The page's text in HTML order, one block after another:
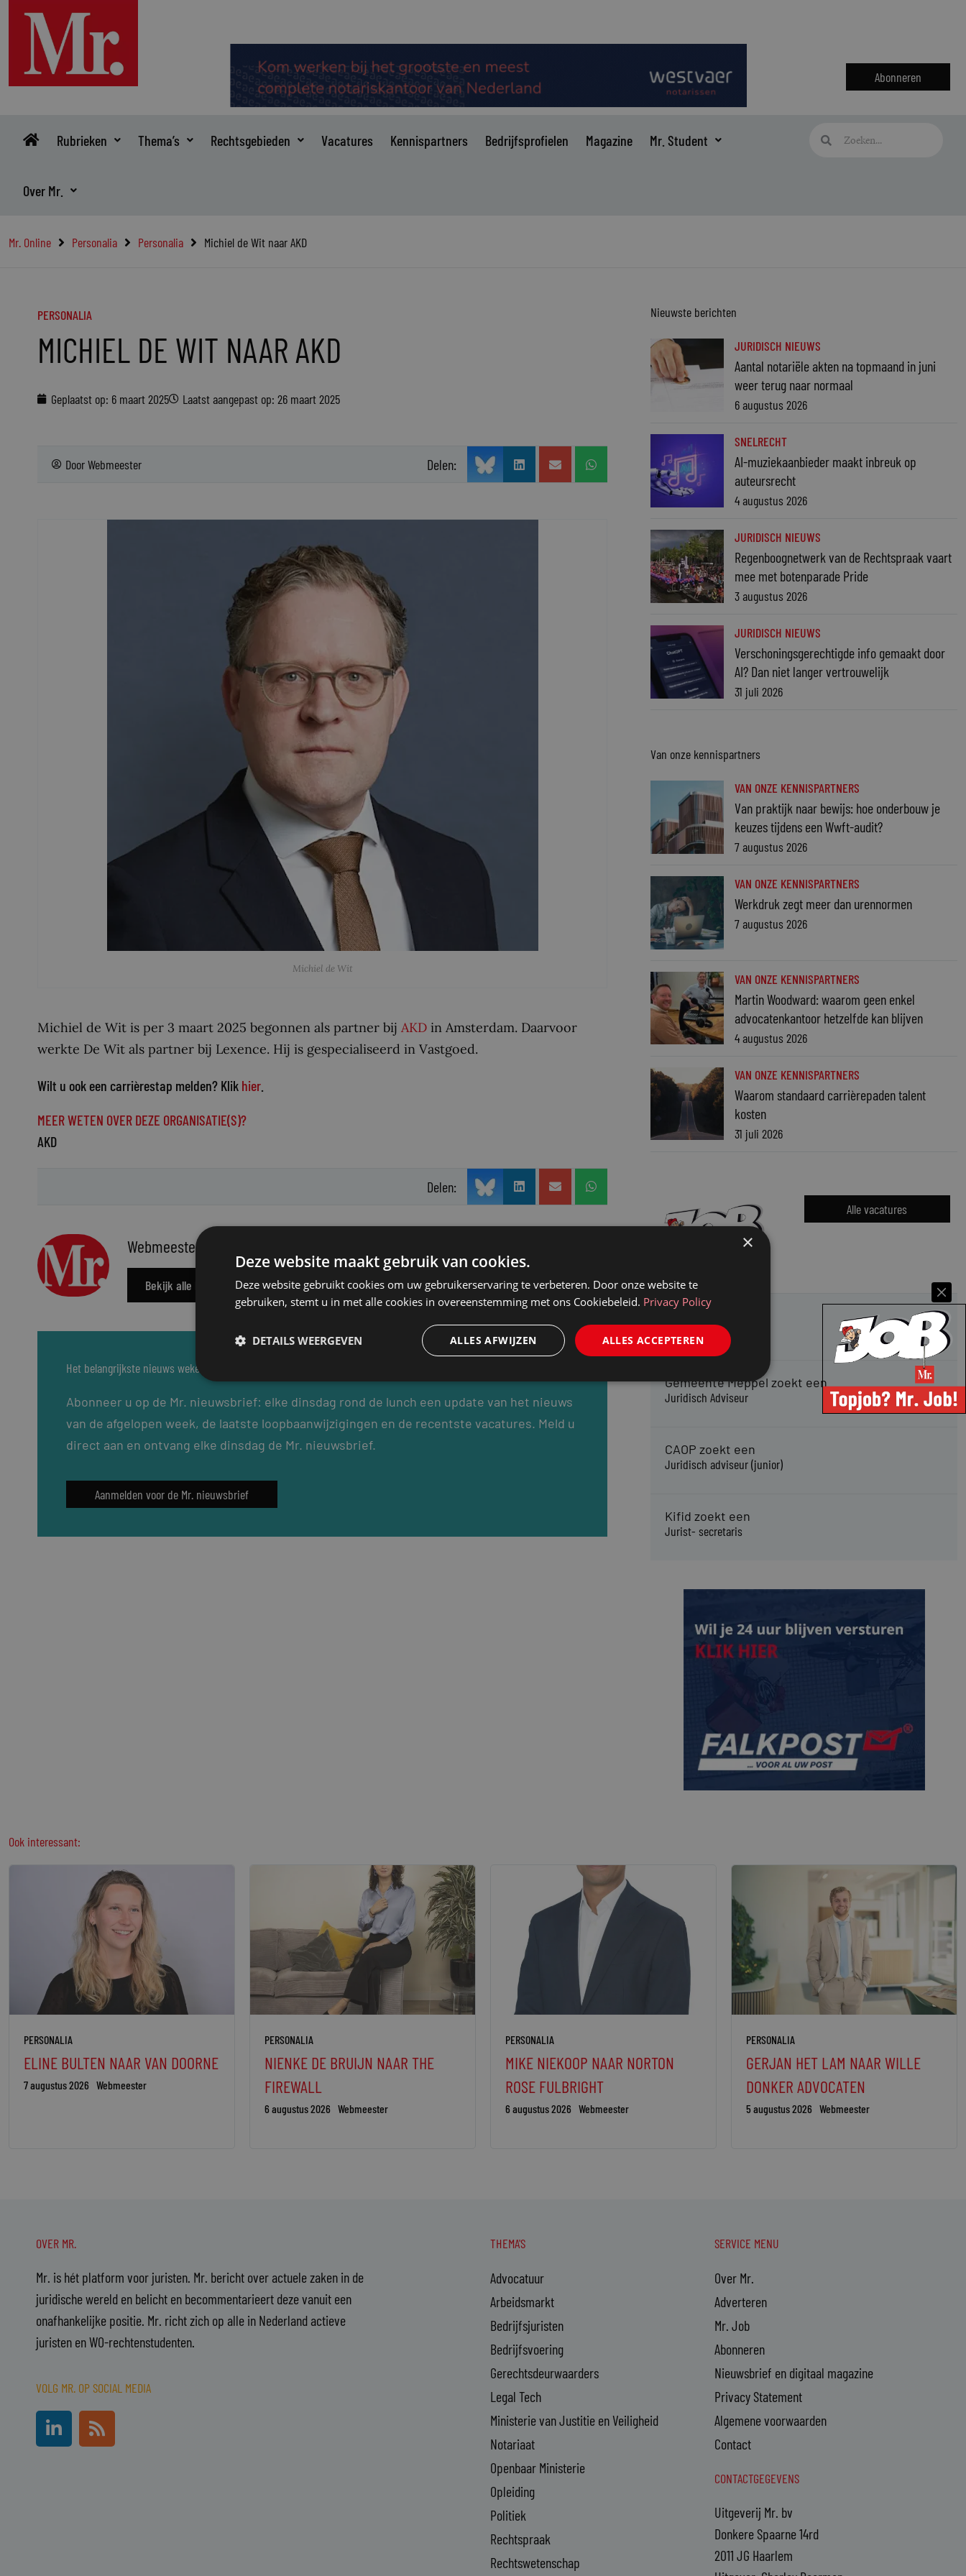
inhoud
Abonneren
Rubrieken Thema’s Rechtsgebieden Vacatures Kennispartners Bedrijfsprofielen Magazine Mr. Student
Over Mr.
Zoeken
Mr. Online Personalia Personalia Michiel de Wit naar AKD
PERSONALIA
MICHIEL DE WIT NAAR AKD
Geplaatst op: 6 maart 2025 Laatst aangepast op: 26 maart 2025
DoorWebmeester Delen:
Michiel de Wit
Michiel de Wit is per 3 maart 2025 begonnen als partner bij AKD in Amsterdam. Daarvoor
werkte De Wit als partner bij Lexence. Hij is gespecialiseerd in Vastgoed.
Wilt u ook een carrièrestap melden? Klik hier
MEER WETEN OVER DEZE ORGANISATIE(S)?
AKD
Delen:
Webmeester
Bekijk alle berichten
Het belangrijkste nieuws wekelijks in uw inbox?
Abonneer u op de Mr. nieuwsbrief: elke dinsdag rond de lunch een update van het nieuws
van de afgelopen week, de laatste loopbaanwijzigingen en de recentste vacatures. Meld u
direct aan en ontvang elke dinsdag de Mr. nieuwsbrief.
Aanmelden voor de Mr. nieuwsbrief
Nieuwste berichten
JURIDISCH NIEUWS
Aantal notariële akten na topmaand in juni
weer terug naar normaal
6 augustus 2026
SNELRECHT
AI-muziekaanbieder maakt inbreuk op
auteursrecht
4 augustus 2026
JURIDISCH NIEUWS
Regenboognetwerk van de Rechtspraak vaart
mee met botenparade Pride
3 augustus 2026
JURIDISCH NIEUWS
Verschoningsgerechtigde info gemaakt door
AI? Dan niet langer vertrouwelijk
31 juli 2026
Van onze kennispartners
VAN ONZE KENNISPARTNERS
Van praktijk naar bewijs: hoe onderbouw je
keuzes tijdens een Wwft-audit?
7 augustus 2026
VAN ONZE KENNISPARTNERS
Werkdruk zegt meer dan urennormen
7 augustus 2026
VAN ONZE KENNISPARTNERS
Martin Woodward: waarom geen enkel
advocatenkantoor hetzelfde kan blijven
4 augustus 2026
VAN ONZE KENNISPARTNERS
Waarom standaard carrièrepaden talent
kosten
31 juli 2026
Alle vacatures
Jurist Arbeidsrecht
Gemeente Meppel zoekt een
Juridisch Adviseur
CAOP zoekt een
Juridisch adviseur (junior)
Kifid zoekt een
Jurist- secretaris
Ook interessant:
PERSONALIA
ELINE BULTEN NAAR VAN DOORNE
7 augustus 2026 Webmeester
PERSONALIA
NIENKE DE BRUIJN NAAR THE
FIREWALL
6 augustus 2026 Webmeester
PERSONALIA
MIKE NIEKOOP NAAR NORTON
ROSE FULBRIGHT
6 augustus 2026 Webmeester
PERSONALIA
GERJAN HET LAM NAAR WILLE
DONKER ADVOCATEN
5 augustus 2026 Webmeester
OVER MR.
Mr. is hét platform voor juristen. Mr. bericht over actuele zaken in de
juridische wereld en belicht en becommentarieert deze vanuit een
onafhankelijke positie. Mr. richt zich op alle in Nederland actieve
juristen en WO-rechtenstudenten.
VOLG MR. OP SOCIAL MEDIA
L
i
n
R
s
s
THEMA'S
Advocatuur
Arbeidsmarkt
Bedrijfsjuristen
Bedrijfsvoering
Gerechtsdeurwaarders
Legal Tech
Ministerie van Justitie en Veiligheid
Notariaat
Openbaar Ministerie
Opleiding
Politiek
Rechtspraak
Rechtswetenschap
SERVICE MENU
Over Mr.
Adverteren
Mr. Job
Abonneren
Nieuwsbrief en digitaal magazine
Privacy Statement
Algemene voorwaarden
Contact
CONTACTGEGEVENS
Uitgeverij Mr. bv
Donkere Spaarne 14rd
2011 JG Haarlem
×
Deze website maakt gebruik van cookies.
Deze website gebruikt cookies om uw gebruikerservaring te verbeteren. Door onze website te
gebruiken, stemt u in met alle cookies in overeenstemming met ons Cookiebeleid. Privacy Policy
ALLES ACCEPTEREN
ALLES AFWIJZEN
DETAILS WEERGEVEN